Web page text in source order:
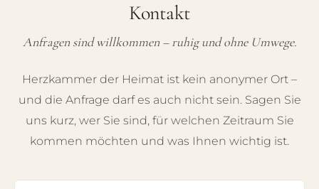
Kontakt
Anfragen sind willkommen – ruhig und ohne Umwege.
Herzkammer der Heimat ist kein anonymer Ort –
und die Anfrage darf es auch nicht sein. Sagen Sie
uns kurz, wer Sie sind, für welchen Zeitraum Sie
kommen möchten und was Ihnen wichtig ist.